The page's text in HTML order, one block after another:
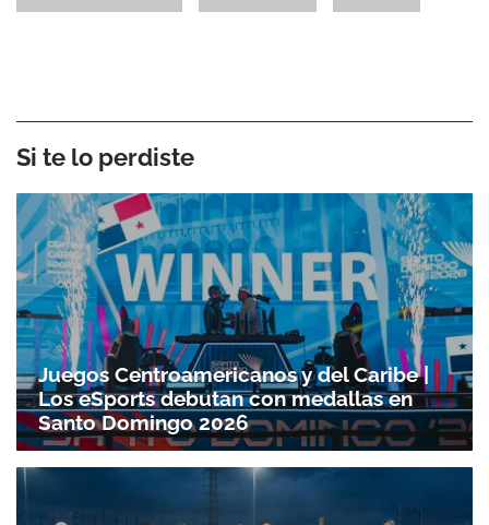
Si te lo perdiste
Juegos Centroamericanos y del Caribe |
Los eSports debutan con medallas en
Santo Domingo 2026